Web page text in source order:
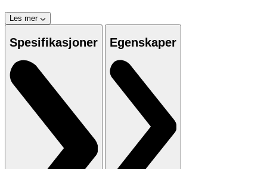
Les mer
Spesifikasjoner Egenskaper